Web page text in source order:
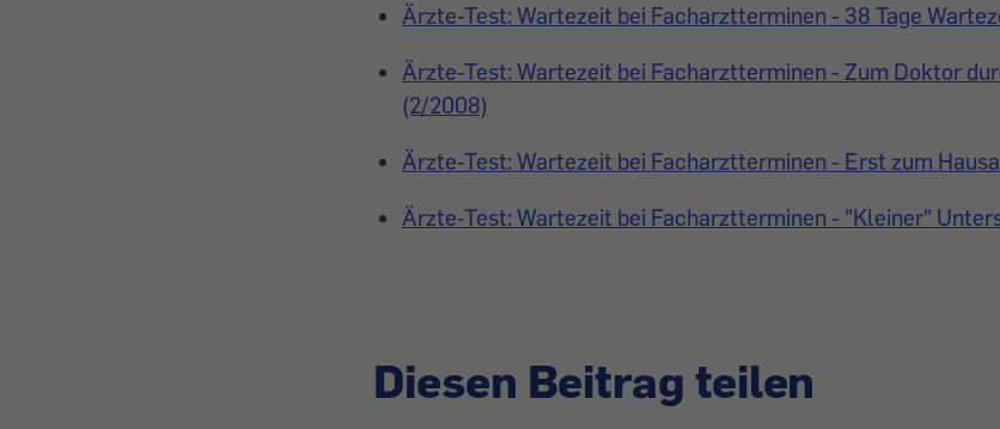
Ärzte-Test: Wartezeit bei Facharztterminen - 38 Tage
Ärzte-Test: Wartezeit bei Facharztterminen - Zum Doktor
(2/2008)
Ärzte-Test: Wartezeit bei Facharztterminen - Erst zum
Ärzte-Test: Wartezeit bei Facharztterminen - "Kleiner"
Diesen Beitrag teilen